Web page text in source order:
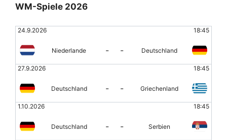
WM-Spiele 2026
24.9.2026 18:45
Niederlande - - Deutschland
27.9.2026 18:45
Deutschland - - Griechenland
1.10.2026 18:45
Deutschland - - Serbien